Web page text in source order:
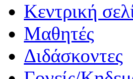
Κεντρική
Μαθητές
Διδάσκοντες